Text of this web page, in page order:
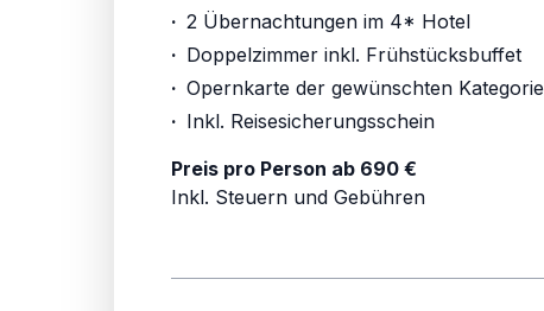
· 2 Übernachtungen im 4* Hotel
· Doppelzimmer inkl. Frühstücksbuffet
· Opernkarte der gewünschten Kategorie
· Inkl. Reisesicherungsschein
Preis pro Person ab 690 €
Inkl. Steuern und Gebühren